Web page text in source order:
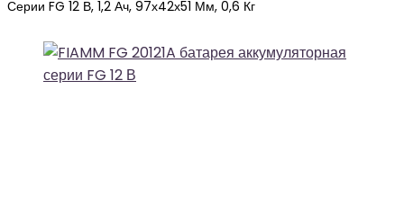
Серии FG 12 В, 1,2 Ач, 97х42х51 Мм, 0,6 Кг